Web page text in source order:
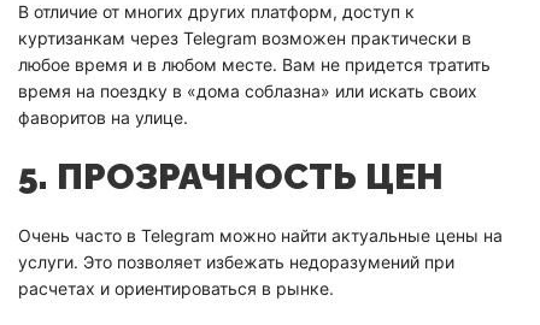
В отличие от многих других платформ, доступ к
куртизанкам через Telegram возможен практически в
любое время и в любом месте. Вам не придется тратить
время на поездку в «дома соблазна» или искать своих
фаворитов на улице.
5. ПРОЗРАЧНОСТЬ ЦЕН
Очень часто в Telegram можно найти актуальные цены на
услуги. Это позволяет избежать недоразумений при
расчетах и ориентироваться в рынке.